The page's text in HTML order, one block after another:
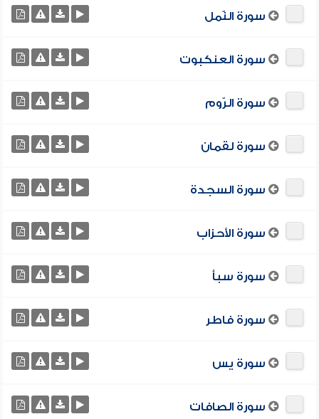
سورة النّمل
سورة العنكبوت
سورة الرّوم
سورة لقمان
سورة السجدة
سورة الأحزاب
سورة سبأ
سورة فاطر
سورة يس
سورة الصافات